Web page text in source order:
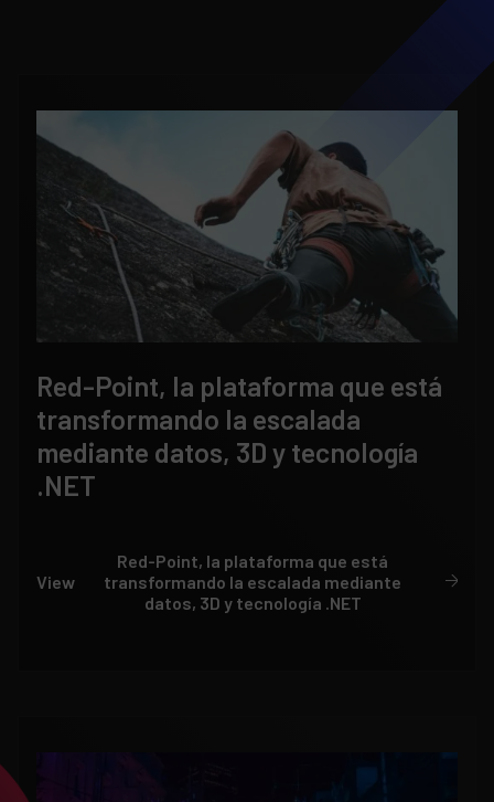
Red-Point, la plataforma que está
transformando la escalada
mediante datos, 3D y tecnología
.NET
View
Red-Point, la plataforma que está
transformando la escalada mediante
datos, 3D y tecnología .NET